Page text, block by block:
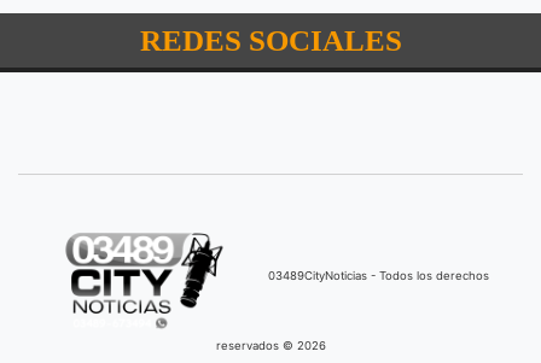
REDES SOCIALES
03489CityNoticias - Todos los derechos
reservados © 2026